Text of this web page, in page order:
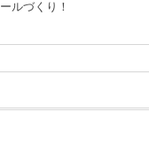
ールづくり！